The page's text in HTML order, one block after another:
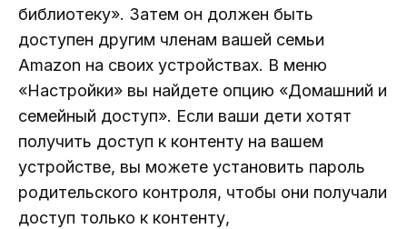
библиотеку». Затем он должен быть
доступен другим членам вашей семьи
Amazon на своих устройствах. В меню
«Настройки» вы найдете опцию «Домашний и
семейный доступ». Если ваши дети хотят
получить доступ к контенту на вашем
устройстве, вы можете установить пароль
родительского контроля, чтобы они получали
доступ только к контенту,